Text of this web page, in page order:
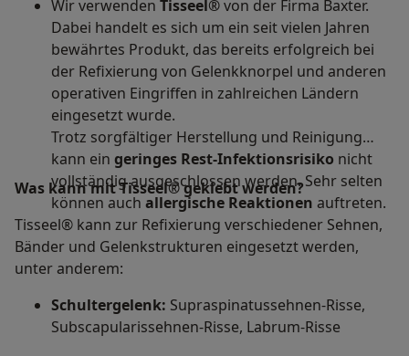
Wir verwenden Tisseel®von der Firma Baxter.
Dabei handelt es sich um ein seit vielen Jahren
bewährtes Produkt, das bereits erfolgreich bei
der Refixierung von Gelenkknorpel und anderen
operativen Eingriffen in zahlreichen Ländern
eingesetzt wurde.
Trotz sorgfältiger Herstellung und Reinigung
kann ein geringes Rest-Infektionsrisiko nicht
vollständig ausgeschlossen werden. Sehr selten
können auch allergische Reaktionen auftreten.
Was kann mit Tisseel® geklebt werden?
Tisseel® kann zur Refixierung verschiedener Sehnen,
Bänder und Gelenkstrukturen eingesetzt werden,
unter anderem:
Schultergelenk: Supraspinatussehnen-Risse,
Subscapularissehnen-Risse, Labrum-Risse